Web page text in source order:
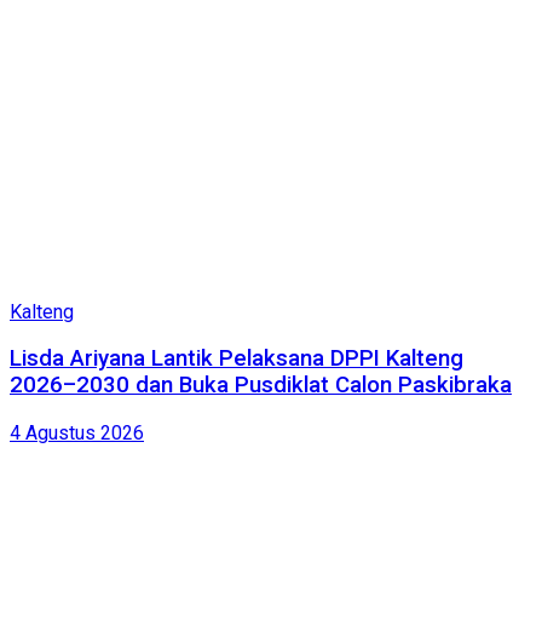
Kalteng
Lisda Ariyana Lantik Pelaksana DPPI Kalteng
2026–2030 dan Buka Pusdiklat Calon Paskibraka
4 Agustus 2026